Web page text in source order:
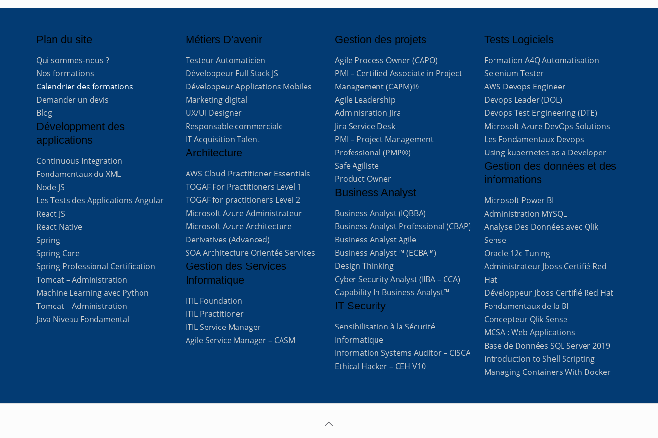
Plan du site
Qui sommes-nous ?
Nos formations
Calendrier des formations
Demander un devis
Blog
Développment des
applications
Continuous Integration
Fondamentaux du XML
Node JS
Les Tests des Applications Angular
React JS
React Native
Spring
Spring Core
Spring Professional Certification
Tomcat – Administration
Machine Learning avec Python
Tomcat – Administration
Java Niveau Fondamental
Métiers D’avenir
Testeur Automaticien
Développeur Full Stack JS
Développeur Applications Mobiles
Marketing digital
UX/UI Designer
Responsable commerciale
IT Acquisition Talent
Architecture
AWS Cloud Practitioner Essentials
TOGAF For Practitioners Level 1
TOGAF for practitioners Level 2
Microsoft Azure Administrateur
Microsoft Azure Architecture
Derivatives (Advanced)
SOA Architecture Orientée Services
Gestion des Services
Informatique
ITIL Foundation
ITIL Practitioner
ITIL Service Manager
Agile Service Manager – CASM
Gestion des projets
Agile Process Owner (CAPO)
PMI – Certified Associate in Project
Management (CAPM)®
Agile Leadership
Adminisration Jira
Jira Service Desk
PMI – Project Management
Professional (PMP®)
Safe Agiliste
Product Owner
Business Analyst
Business Analyst (IQBBA)
Business Analyst Professional (CBAP)
Business Analyst Agile
Business Analyst ™ (ECBA™)
Design Thinking
Cyber Security Analyst (IIBA – CCA)
Capability In Business Analyst™
IT Security
Sensibilisation à la Sécurité
Informatique
Information Systems Auditor – CISCA
Ethical Hacker – CEH V10
Tests Logiciels
Formation A4Q Automatisation
Selenium Tester
AWS Devops Engineer
Devops Leader (DOL)
Devops Test Engineering (DTE)
Microsoft Azure DevOps Solutions
Les Fondamentaux Devops
Using kubernetes as a Developer
Gestion des données et des
informations
Microsoft Power BI
Administration MYSQL
Analyse Des Données avec Qlik
Sense
Oracle 12c Tuning
Administrateur Jboss Certifié Red
Hat
Développeur Jboss Certifié Red Hat
Fondamentaux de la BI
Concepteur Qlik Sense
MCSA : Web Applications
Base de Données SQL Server 2019
Introduction to Shell Scripting
Managing Containers With Docker